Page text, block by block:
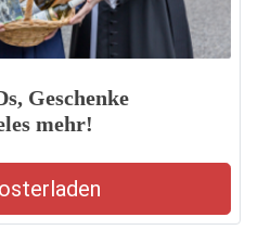
Geschenke
mehr!